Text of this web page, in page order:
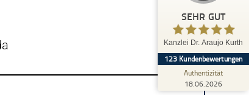
SEHR GUT
Kanzlei Dr. Araujo Kurth
123 Kundenbewertungen
Authentizität
18.06.2026
123
Bewertungen von
2
anderen Quellen
Blick aufs ProvenExpert-Profil werfen
18.06.2026